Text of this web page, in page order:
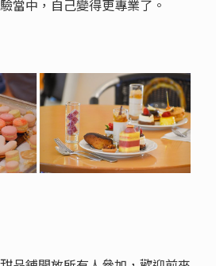
當中，自己變得更專業了。